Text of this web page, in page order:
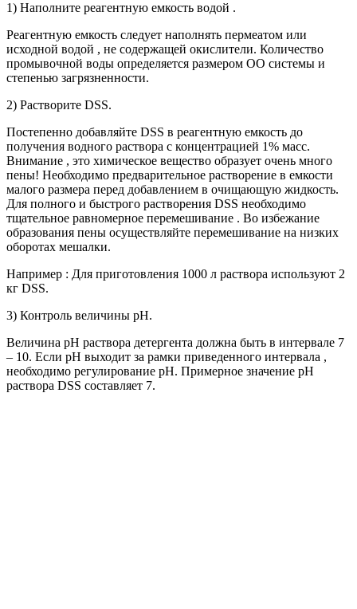
1) Наполните реагентную емкость водой .
Реагентную емкость следует наполнять пермеатом или
исходной водой , не содержащей окислители. Количество
промывочной воды определяется размером ОО системы и
степенью загрязненности.
2) Растворите DSS.
Постепенно добавляйте DSS в реагентную емкость до
получения водного раствора с концентрацией 1% масс.
Внимание , это химическое вещество образует очень много
пены! Необходимо предварительное растворение в емкости
малого размера перед добавлением в очищающую жидкость.
Для полного и быстрого растворения DSS необходимо
тщательное равномерное перемешивание . Во избежание
образования пены осуществляйте перемешивание на низких
оборотах мешалки.
Например : Для приготовления 1000 л раствора используют 2
кг DSS.
3) Контроль величины рН.
Величина рН раствора детергента должна быть в интервале 7
– 10. Если рН выходит за рамки приведенного интервала ,
необходимо регулирование рН. Примерное значение рН
раствора DSS составляет 7.